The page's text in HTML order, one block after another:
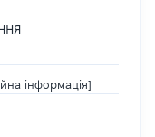
інформація]